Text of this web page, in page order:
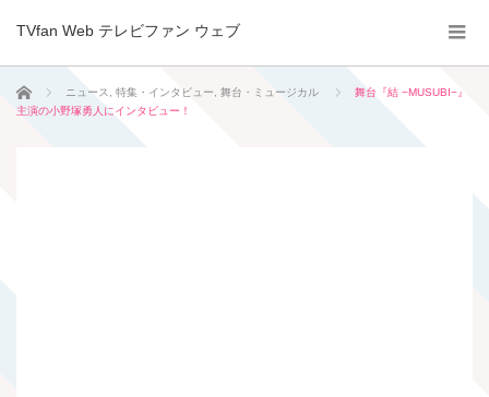
TVfan Web テレビファン ウェブ
ホーム ニュース 特集・インタビュー 舞台・ミュージカル
舞台『結 −MUSUBI−』
主演の小野塚勇人にインタビュー！